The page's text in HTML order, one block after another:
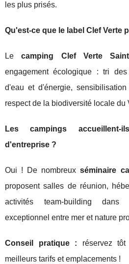
les plus prisés.
Qu'est-ce que le label Clef Verte
Lecamping Clef Verte
engagement écologique : tri
d'eau et d'énergie,
respect de la biodiversité locale du
Les campings accueillent-
d'entreprise ?
Oui ! De nombreuxséminaire
proposent salles de réunion,
activités team-building
exceptionnel entre mer et nature
Conseil pratique : réservez
meilleurs tarifs et emplacements !